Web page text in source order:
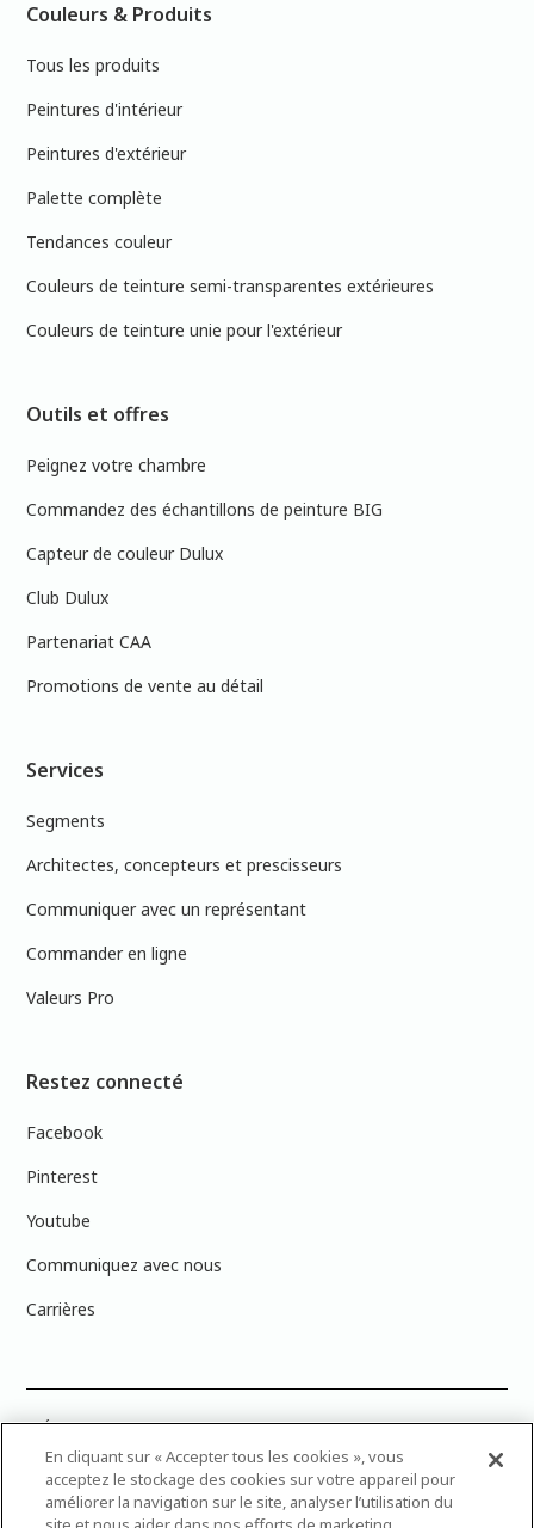
Couleurs & Produits
Tous les produits
Peintures d'intérieur
Peintures d'extérieur
Palette complète
Tendances couleur
Couleurs de teinture semi-transparentes extérieures
Couleurs de teinture unie pour l'extérieur
Outils et offres
Peignez votre chambre
Commandez des échantillons de peinture BIG
Capteur de couleur Dulux
Club Dulux
Partenariat CAA
Promotions de vente au détail
Services
Segments
Architectes, concepteurs et prescisseurs
Communiquer avec un représentant
Commander en ligne
Valeurs Pro
Restez connecté
Facebook
Pinterest
Youtube
Communiquez avec nous
Carrières
PRÉCISION DES COULEURS : Veuillez noter que les couleurs affichées à
l’écran peuvent ne pas correspondre exactement aux couleurs de
peinture réelles en raison des variations de calibration des écrans.
Vous pouvez apporter les numéros d’échantillons de couleur de
peinture dans votre magasin Dulux Peintures le plus proche afin de
En cliquant sur « Accepter tous les cookies », vous
acceptez le stockage des cookies sur votre appareil pour
améliorer la navigation sur le site, analyser l’utilisation du